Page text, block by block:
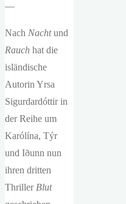
—
Nach Nachtund
Rauch hat die
isländische
Autorin Yrsa
Sigurdardóttir in
der Reihe um
Karólína, Týr
und Iðunn nun
ihren dritten
Thriller Blut